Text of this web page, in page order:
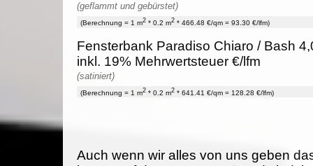
(geflammt und gebürstet)
(Berechnung = 1 m2 * 0.2 m2 * 466.48 €/qm = 93.30 €/lfm)
Fensterbank Paradiso Chiaro / Bash
inkl. 19% Mehrwertsteuer €/lfm
(satiniert)
(Berechnung = 1 m2 * 0.2 m2 * 641.41 €/qm = 128.28 €/lfm)
Auch wenn wir alles von uns geben